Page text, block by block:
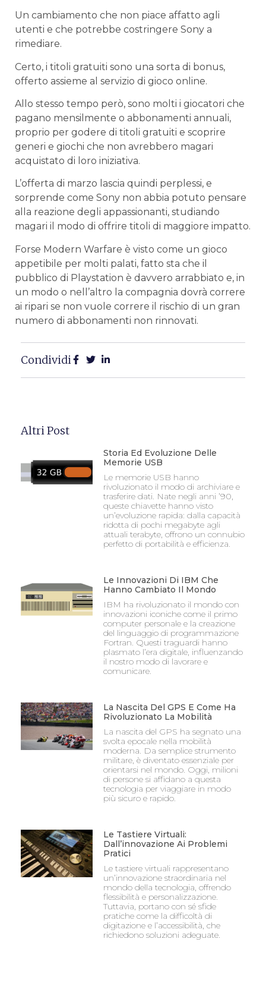
Un cambiamento che non piace affatto agli
utenti e che potrebbe costringere Sony a
rimediare.
Certo, i titoli gratuiti sono una sorta di bonus,
offerto assieme al servizio di gioco online.
Allo stesso tempo però, sono molti i giocatori che
pagano mensilmente o abbonamenti annuali,
proprio per godere di titoli gratuiti e scoprire
generi e giochi che non avrebbero magari
acquistato di loro iniziativa.
L’offerta di marzo lascia quindi perplessi, e
sorprende come Sony non abbia potuto pensare
alla reazione degli appassionanti, studiando
magari il modo di offrire titoli di maggiore impatto.
Forse Modern Warfare è visto come un gioco
appetibile per molti palati, fatto sta che il
pubblico di Playstation è davvero arrabbiato e, in
un modo o nell’altro la compagnia dovrà correre
ai ripari se non vuole correre il rischio di un gran
numero di abbonamenti non rinnovati.
Condividi
Altri Post
Storia Ed Evoluzione Delle
Memorie USB
Le memorie USB hanno
rivoluzionato il modo di archiviare e
trasferire dati. Nate negli anni ’90,
queste chiavette hanno visto
un’evoluzione rapida: dalla capacità
ridotta di pochi megabyte agli
attuali terabyte, offrono un connubio
perfetto di portabilità e efficienza.
Le Innovazioni Di IBM Che
Hanno Cambiato Il Mondo
IBM ha rivoluzionato il mondo con
innovazioni iconiche come il primo
computer personale e la creazione
del linguaggio di programmazione
Fortran. Questi traguardi hanno
plasmato l’era digitale, influenzando
il nostro modo di lavorare e
comunicare.
La Nascita Del GPS E Come Ha
Rivoluzionato La Mobilità
La nascita del GPS ha segnato una
svolta epocale nella mobilità
moderna. Da semplice strumento
militare, è diventato essenziale per
orientarsi nel mondo. Oggi, milioni
di persone si affidano a questa
tecnologia per viaggiare in modo
più sicuro e rapido.
Le Tastiere Virtuali:
Dall’innovazione Ai Problemi
Pratici
Le tastiere virtuali rappresentano
un’innovazione straordinaria nel
mondo della tecnologia, offrendo
flessibilità e personalizzazione.
Tuttavia, portano con sé sfide
pratiche come la difficoltà di
digitazione e l’accessibilità, che
richiedono soluzioni adeguate.